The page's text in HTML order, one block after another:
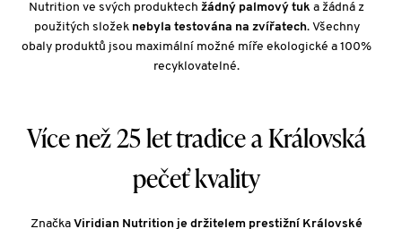
Nutrition ve svých produktech žádný palmový tuk a žádná z
použitých složek nebyla testována na zvířatech. Všechny
obaly produktů jsou maximální možné míře ekologické a 100%
recyklovatelné.
Více než 25 let tradice a Královská
pečeť kvality
Značka Viridian Nutrition je držitelem prestižní Královské